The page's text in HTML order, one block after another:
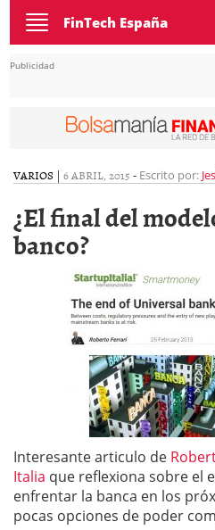
Toggle
navigation
FinTech España
Publicidad
VARIOS | 6 ABRIL, 2015 - Escrito por:
¿El final del
banco?
Interesante articulo de
Italia que reflexiona sobre el
enfrentar la banca en los
pocas opciones de poder